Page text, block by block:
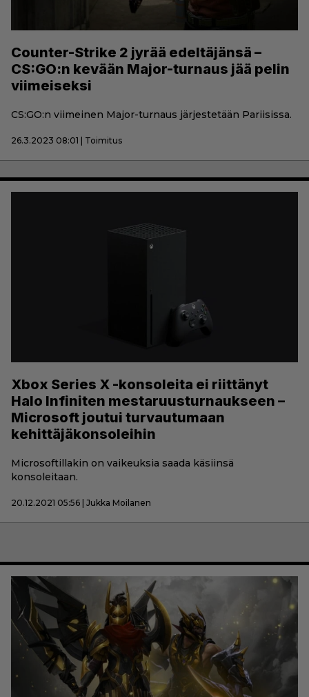
Counter-Strike 2 jyrää edeltäjänsä –
CS:GO:n kevään Major-turnaus jää pelin
viimeiseksi
CS:GO:n viimeinen Major-turnaus järjestetään Pariisissa.
26.3.2023 08:01 | Toimitus
Xbox Series X -konsoleita ei riittänyt
Halo Infiniten mestaruusturnaukseen –
Microsoft joutui turvautumaan
kehittäjäkonsoleihin
Microsoftillakin on vaikeuksia saada käsiinsä
konsoleitaan.
20.12.2021 05:56 | Jukka Moilanen